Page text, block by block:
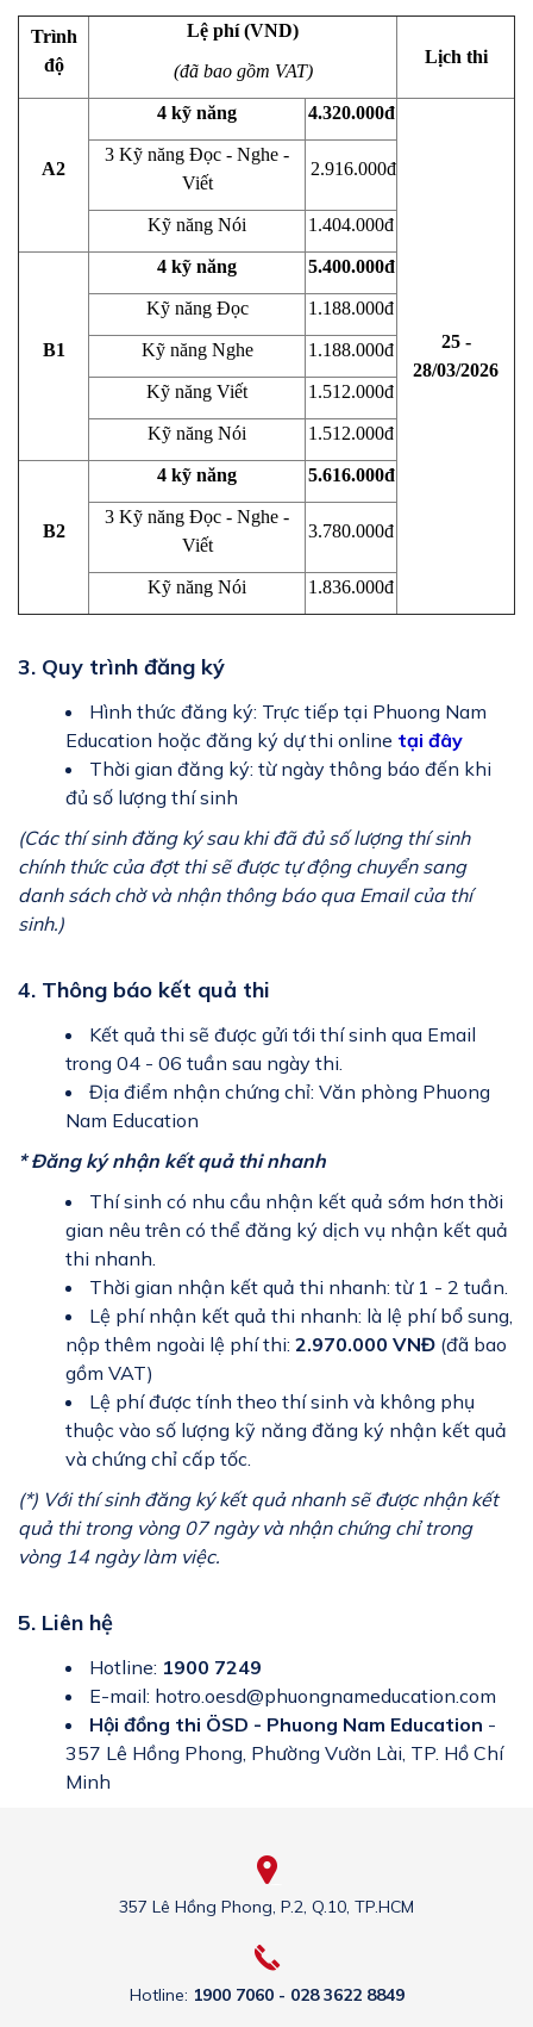
Trình
độ
Lệ phí (VND)
(đã bao gồm VAT)
Lịch thi
A2
4 kỹ năng 4.320.000đ
25 -
28/03/2026
3 Kỹ năng Đọc - Nghe -
Viết
2.916.000đ
Kỹ năng Nói 1.404.000đ
B1
4 kỹ năng 5.400.000đ
Kỹ năng Đọc 1.188.000đ
Kỹ năng Nghe 1.188.000đ
Kỹ năng Viết 1.512.000đ
Kỹ năng Nói 1.512.000đ
B2
4 kỹ năng 5.616.000đ
3 Kỹ năng Đọc - Nghe -
Viết
3.780.000đ
Kỹ năng Nói 1.836.000đ
3. Quy trình đăng ký
Hình thức đăng ký: Trực tiếp tại Phuong Nam
Education hoặc đăng ký dự thi online tại đây
Thời gian đăng ký: từ ngày thông báo đến khi
đủ số lượng thí sinh
(Các thí sinh đăng ký sau khi đã đủ số lượng thí sinh
chính thức của đợt thi sẽ được tự động chuyển sang
danh sách chờ và nhận thông báo qua Email của thí
sinh.)
4. Thông báo kết quả thi
Kết quả thi sẽ được gửi tới thí sinh qua Email
trong 04 - 06 tuần sau ngày thi.
Địa điểm nhận chứng chỉ: Văn phòng Phuong
Nam Education
* Đăng ký nhận kết quả thi nhanh
Thí sinh có nhu cầu nhận kết quả sớm hơn thời
gian nêu trên có thể đăng ký dịch vụ nhận kết quả
thi nhanh.
Thời gian nhận kết quả thi nhanh: từ 1 - 2 tuần.
Lệ phí nhận kết quả thi nhanh: là lệ phí bổ sung,
nộp thêm ngoài lệ phí thi: 2.970.000 VNĐ (đã bao
gồm VAT)
Lệ phí được tính theo thí sinh và không phụ
thuộc vào số lượng kỹ năng đăng ký nhận kết quả
và chứng chỉ cấp tốc.
​(*) Với thí sinh đăng ký kết quả nhanh sẽ được nhận kết
quả thi trong vòng 07 ngày và nhận chứng chỉ trong
vòng 14 ngày làm việc.
5. Liên hệ
Hotline: 1900 7249
E-mail: hotro.oesd@phuongnameducation.com
Hội đồng thi ÖSD - Phuong Nam Education -
357 Lê Hồng Phong, Phường Vườn Lài, TP. Hồ Chí
Minh
357 Lê Hồng Phong, P.2, Q.10, TP.HCM
Hotline: 1900 7060 - 028 3622 8849